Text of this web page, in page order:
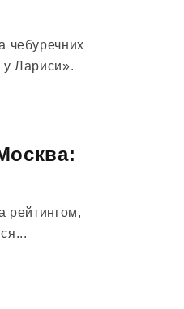
чебуречних
у Лариси».
рейтингом,